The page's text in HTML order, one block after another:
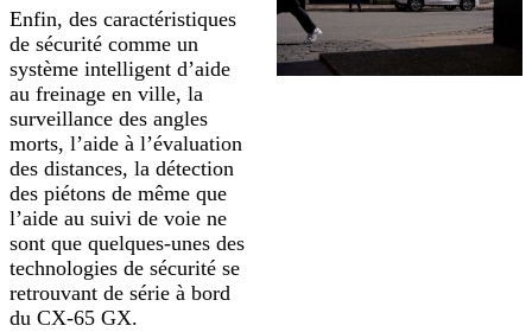
Enfin, des caractéristiques
de sécurité comme un
système intelligent d’aide
au freinage en ville, la
surveillance des angles
morts, l’aide à l’évaluation
des distances, la détection
des piétons de même que
l’aide au suivi de voie ne
sont que quelques-unes des
technologies de sécurité se
retrouvant de série à bord
du CX-65 GX.